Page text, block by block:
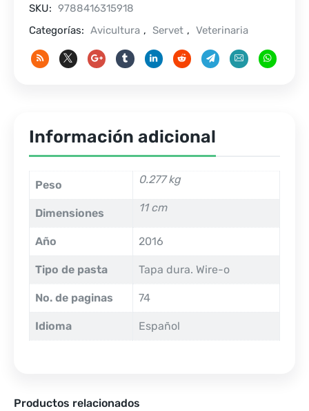
SKU: 9788416315918
Categorías: Avicultura , Servet , Veterinaria
Información adicional
Peso 0.277 kg
Dimensiones 11 cm
Año 2016
Tipo de pasta Tapa dura. Wire-o
No. de paginas 74
Idioma Español
Productos relacionados